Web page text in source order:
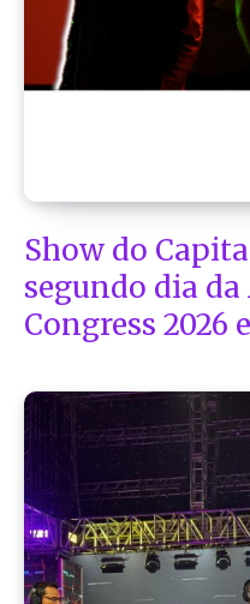
Show do
segundo dia
Congress 2026